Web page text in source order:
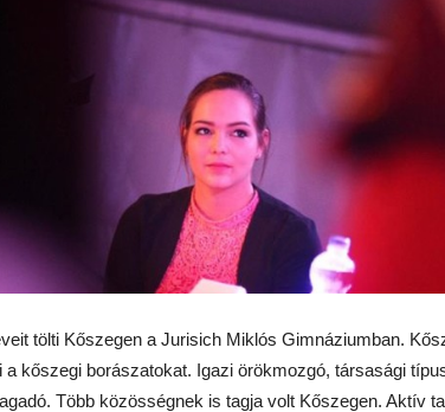
tölti Kőszegen a Jurisich Miklós Gimnáziumban.
a kőszegi borászatokat. Igazi örökmozgó, társasági
Több közösségnek is tagja volt Kőszegen. Aktív